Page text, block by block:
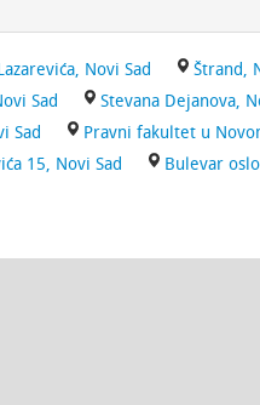
Novi Sad Štrand,
Sad Stevana Dejanova,
Sad
Pravni fakultet u
15, Novi Sad Bulevar